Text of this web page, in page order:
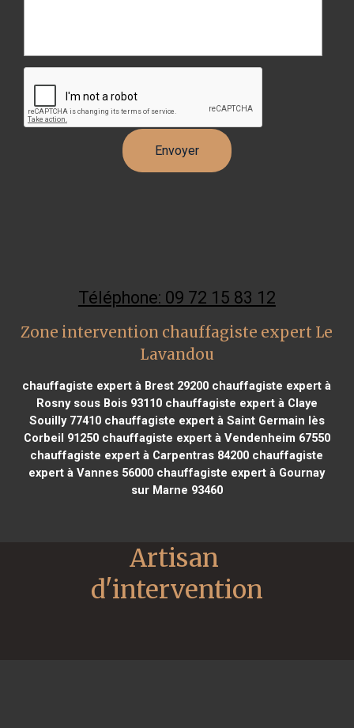
Téléphone: 09 72 15 83 12
Zone intervention chauffagiste expert Le
Lavandou
chauffagiste expert à Brest 29200 chauffagiste expert à
Rosny sous Bois 93110chauffagiste expert à Claye
Souilly 77410chauffagiste expert à Saint Germain lès
Corbeil 91250chauffagiste expert à Vendenheim 67550
chauffagiste expert à Carpentras 84200 chauffagiste
expert à Vannes 56000 chauffagiste expert à Gournay
sur Marne 93460
Artisan
d'intervention